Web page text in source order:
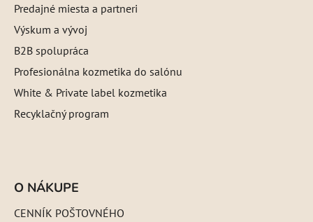
Predajné miesta a partneri
Výskum a vývoj
B2B spolupráca
Profesionálna kozmetika do salónu
White & Private label kozmetika
Recyklačný program
O NÁKUPE
CENNÍK POŠTOVNÉHO